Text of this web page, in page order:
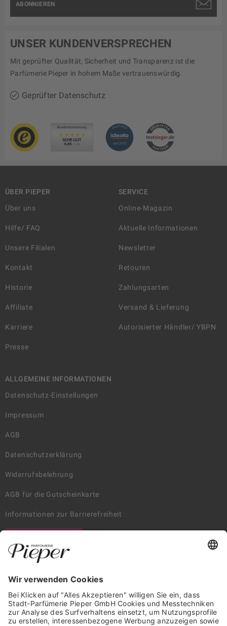
ABONNIEREN
UNSER KUNDENVERSPRECHEN
Mit geprüfter Qualität, Sicherheit und Transparenz ist die
Parfümerie Pieper in hohem Maße vertrauenswürdig.
Geprüfter Datenschutz
ÜBER PIEPER
Über uns
Hilfe/ FAQ
Unsere Filialen
Kontakt
Historie
Affiliate
Karriere
Presse
SERVICE
Online-Magazin
Aktuelle Informationen
Newsletter
Retouren
Zahlungsarten
Versand & Lieferung
Autorisierter Händler/ YBPN
ALLGEMEINE INFORMATIONEN
Datenschutz-Einstellungen
Impressum
AGB
Datenschutzerklärung
Widerrufsbelehrung
AGB für die Gutscheinkarte
Informationen zur Barrierefreiheit